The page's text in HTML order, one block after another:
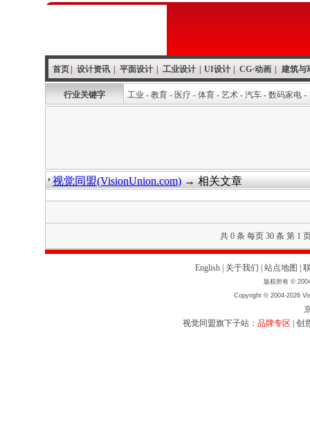
首页 设计资讯 平面设计 工业设计 UI设计 CG·动画 建筑与
行业关键字 工业 - 教育 - 医疗 - 体育 - 艺术 - 汽车 - 数码家电 -
视觉同盟(VisionUnion.com) → 相关文章
共 0 条 每页 30 条 第 1
English 关于我们 站点地图
版权所有 ©
Copyright © 2004-2026
视觉同盟旗下子站： 品牌专区 创